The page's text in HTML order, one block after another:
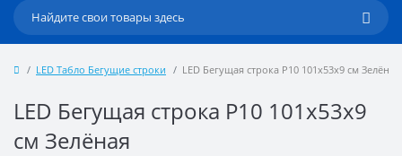
LED Табло Бегущие строки LED Бегущая строка Р10 101x53x9 см Зелёная
LED Бегущая строка Р10 101x53x9
см Зелёная